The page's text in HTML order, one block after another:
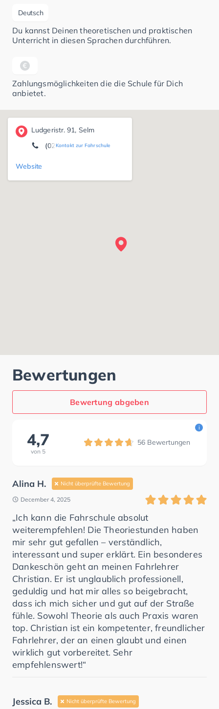
Deutsch
Du kannst Deinen theoretischen und praktischen
Unterricht in diesen Sprachen durchführen.
Zahlungsmöglichkeiten die die Schule für Dich
anbietet.
Ludgeristr. 91, Selm
Kontakt zur Fahrschule
(02592) 2 40 44 50
Website
Bewertungen
Bewertung abgeben
4,7
von 5
56 Bewertungen
i
Alina H. Nicht überprüfte Bewertung
December 4, 2025
„Ich kann die Fahrschule absolut
weiterempfehlen! Die Theoriestunden haben
mir sehr gut gefallen – verständlich,
interessant und super erklärt. Ein besonderes
Dankeschön geht an meinen Fahrlehrer
Christian. Er ist unglaublich professionell,
geduldig und hat mir alles so beigebracht,
dass ich mich sicher und gut auf der Straße
fühle. Sowohl Theorie als auch Praxis waren
top. Christian ist ein kompetenter, freundlicher
Fahrlehrer, der an einen glaubt und einen
wirklich gut vorbereitet. Sehr
empfehlenswert!“
Jessica B. Nicht überprüfte Bewertung